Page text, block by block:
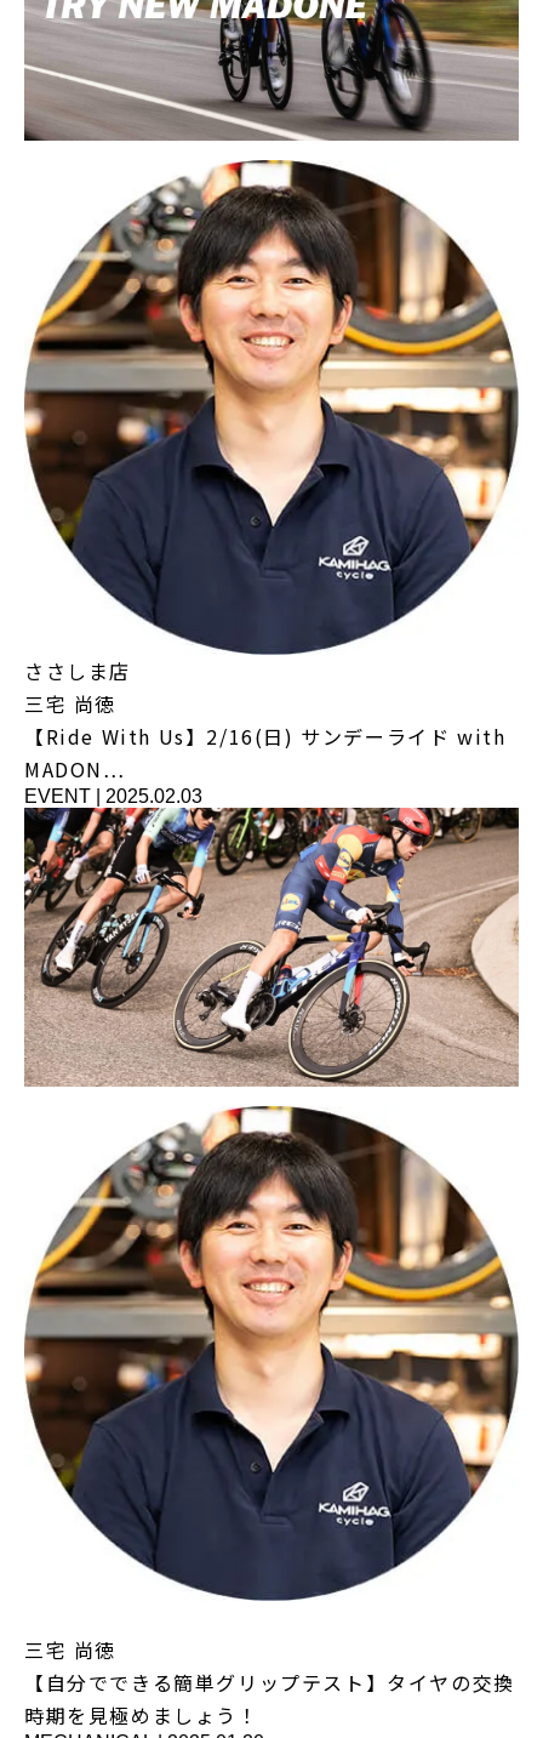
ささしま店
三宅 尚徳
【Ride With Us】2/16(日) サンデーライド with
MADON…
EVENT 2025.02.03
三宅 尚徳
【自分でできる簡単グリップテスト】タイヤの交換
時期を見極めましょう！